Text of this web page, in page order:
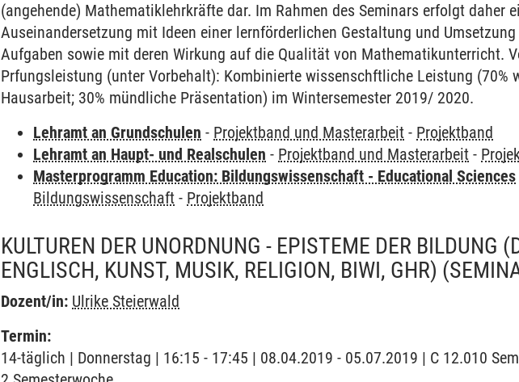
(angehende) Mathematiklehrkräfte dar. Im Rahmen des Seminars erfolgt daher
Auseinandersetzung mit Ideen einer lernförderlichen Gestaltung und
Aufgaben sowie mit deren Wirkung auf die Qualität von Mathematikunterricht.
Prfungsleistung (unter Vorbehalt): Kombinierte wissenschftliche Leistung (70%
Hausarbeit; 30% mündliche Präsentation) im Wintersemester 2019/ 2020.
Lehramt an Grundschulen - Projektband und Masterarbeit - Projektband
Lehramt an Haupt- und Realschulen - Projektband und Masterarbeit -
Masterprogramm Education: Bildungswissenschaft - Educational Sciences
Bildungswissenschaft - Projektband
KULTUREN DER UNORDNUNG - EPISTEME DER BILDUNG
ENGLISCH, KUNST, MUSIK, RELIGION, BIWI, GHR)
Dozent/in: Ulrike Steierwald
Termin:
14-täglich | Donnerstag | 16:15 - 17:45 | 08.04.2019 - 05.07.2019 | C 12.010